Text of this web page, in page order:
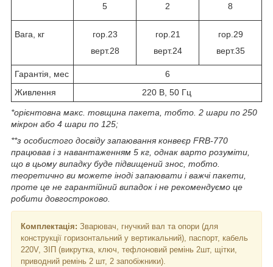
5
2
8
Вага, кг
гор.23
верт.28
гор.21
верт.24
гор.29
верт.35
Гарантія, мес
6
Живлення
220 В, 50 Гц
*орієнтовна макс. товщина пакета, тобто. 2 шари по 250
мікрон або 4 шари по 125;
**з особистого досвіду запаювання конвеєр FRB-770
працював і з навантаженням 5 кг, однак варто розуміти,
що в цьому випадку буде підвищений знос, тобто.
теоретично ви можете іноді запаювати і важчі пакети,
проте це не гарантійний випадок і не рекомендуємо це
робити довгостроково.
Комплектація: Зварювач, гнучкий вал та опори (для
конструкції горизонтальний у вертикальний), паспорт, кабель
220V, ЗІП (викрутка, ключ, тефлоновий ремінь 2шт, щітки,
приводний ремінь 2 шт, 2 запобіжники).